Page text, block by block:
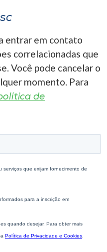
entrar em contato
correlacionadas que
Você pode cancelar o
momento. Para
de